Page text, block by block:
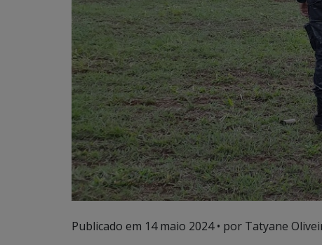
Publicado em 14 maio 2024• por Tatyane